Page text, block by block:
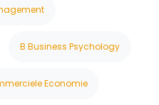
B Business Psychology
Economie